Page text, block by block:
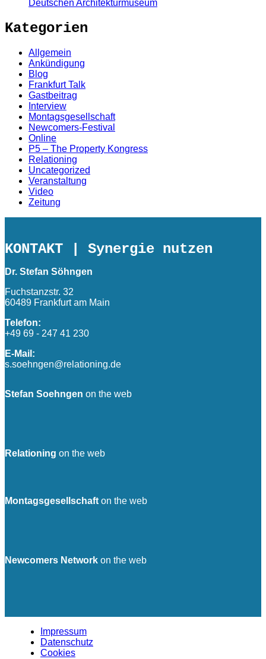
Deutschen Architekturmuseum
Kategorien
Allgemein
Ankündigung
Blog
Frankfurt Talk
Gastbeitrag
Interview
Montagsgesellschaft
Newcomers-Festival
Online
P5 – The Property Kongress
Relationing
Uncategorized
Veranstaltung
Video
Zeitung
KONTAKT | Synergie nutzen
Dr. Stefan Söhngen
Fuchstanzstr. 32
60489 Frankfurt am Main
Telefon:
+49 69 - 247 41 230
E-Mail:
s.soehngen@relationing.de
Stefan Soehngen on the web
Relationing on the web
Montagsgesellschafton the web
Newcomers Network on the web
Impressum
Datenschutz
Cookies